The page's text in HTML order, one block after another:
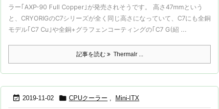
ラー｢AXP-90 Full Copper｣が発売されそうです。 高さ47mmという
と、CRYORIGのC7シリーズが全く同じ高さになっていて、C7にも全銅
モデル｢C7 Cu｣や全銅+グラフェンコーティングの｢C7 G(紹 ...
記事を読む Thermalr ...
 2019-11-02  CPUクーラー , Mini-ITX